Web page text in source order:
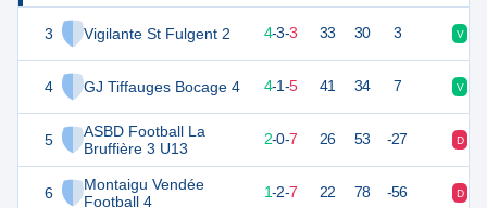
3 Vigilante St Fulgent 2
4 GJ Tiffauges Bocage 4
5
ASBD Football La
Bruffière 3 U13
6
Montaigu Vendée
Football 4
15 10 4-3-3 33 30 3 V
13 10 4-1-5 41 34 7 V
5 2-0-7 26 53 -27 D
5 1-2-7 22 78 -56 D